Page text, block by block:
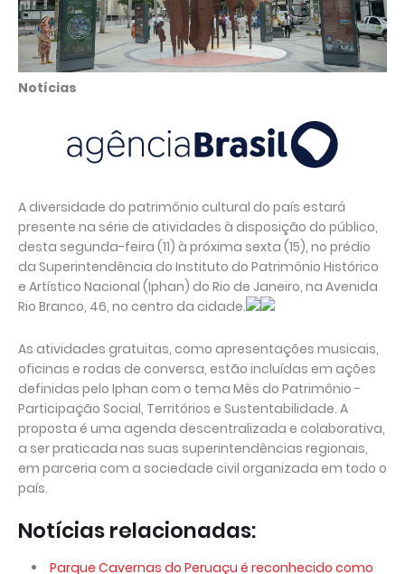
Notícias
A diversidade do patrimônio cultural do país estará
presente na série de atividades à disposição do público,
desta segunda-feira (11) à próxima sexta (15), no prédio
da Superintendência do Instituto do Patrimônio Histórico
e Artístico Nacional (Iphan) do Rio de Janeiro, na Avenida
Rio Branco, 46, no centro da cidade.
As atividades gratuitas, como apresentações musicais,
oficinas e rodas de conversa, estão incluídas em ações
definidas pelo Iphan com o tema Mês do Patrimônio -
Participação Social, Territórios e Sustentabilidade. A
proposta é uma agenda descentralizada e colaborativa,
a ser praticada nas suas superintendências regionais,
em parceria com a sociedade civil organizada em todo o
país.
Notícias relacionadas:
Parque Cavernas do Peruaçu é reconhecido como